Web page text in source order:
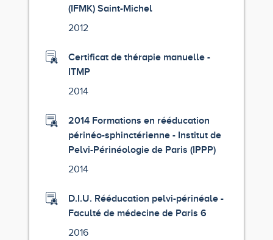
(IFMK) Saint-Michel
2012
Certificat de thérapie manuelle -
ITMP
2014
2014 Formations en rééducation
périnéo-sphinctérienne - Institut de
Pelvi-Périnéologie de Paris (IPPP)
2014
D.I.U. Rééducation pelvi-périnéale -
Faculté de médecine de Paris 6
2016